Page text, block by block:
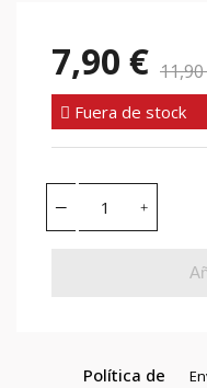
7,90 €
Fuera de stock
Política de